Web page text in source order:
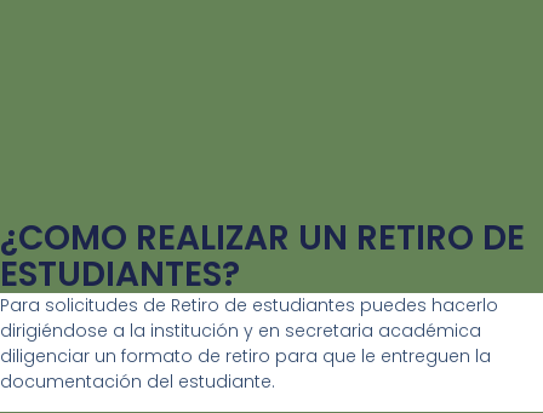
¿COMO REALIZAR UN RETIRO DE
ESTUDIANTES?
Para solicitudes de Retiro de estudiantes puedes hacerlo
dirigiéndose a la institución y en secretaria académica
diligenciar un formato de retiro para que le entreguen la
documentación del estudiante.